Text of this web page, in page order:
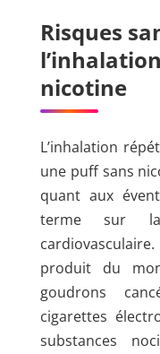
Risques
nicotine
L’inhalation
une puff sans
quant aux
terme sur
produit du
goudrons
cigarettes
substances